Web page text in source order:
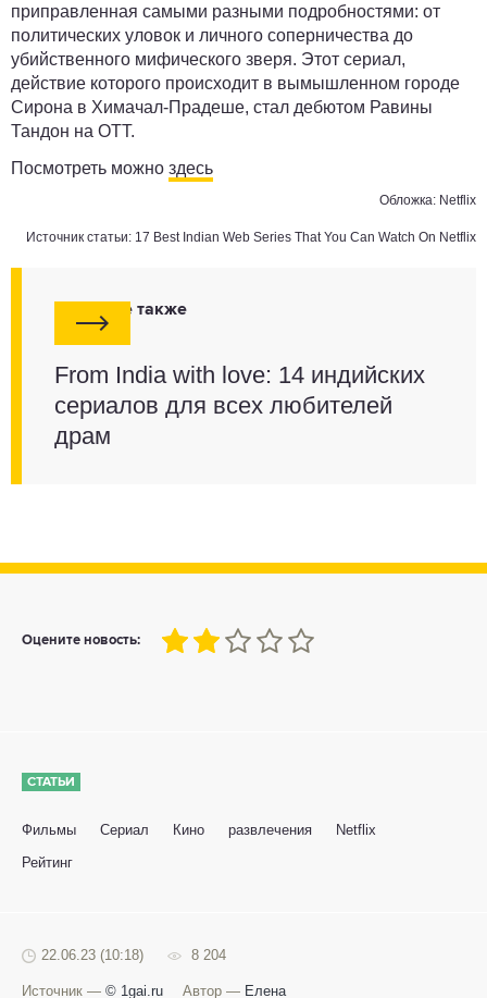
приправленная самыми разными подробностями: от
политических уловок и личного соперничества до
убийственного мифического зверя. Этот сериал,
действие которого происходит в вымышленном городе
Сирона в Химачал-Прадеше, стал дебютом Равины
Тандон на OTT.
Посмотреть можно здесь
Обложка: Netflix
Источник статьи: 17 Best Indian Web Series That You Can Watch On Netflix
Смотрите также
From India with love: 14 индийских
сериалов для всех любителей
драм
Оцените новость:
40
1 2 3 4 5
СТАТЬИ
Фильмы Сериал Кино развлечения
Netflix
Рейтинг
22.06.23 (10:18) 8 204
Источник — © 1gai.ru Автор — Елена